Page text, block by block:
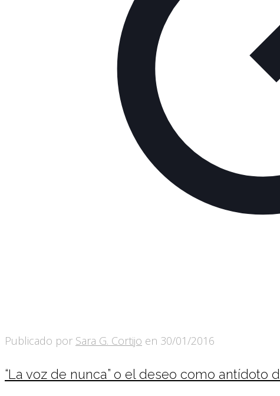
Publicado por Sara G. Cortijo en 30/01/2016
“La voz de nunca” o el deseo como antídoto